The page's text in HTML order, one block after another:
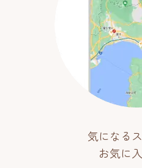
気になる
お気に